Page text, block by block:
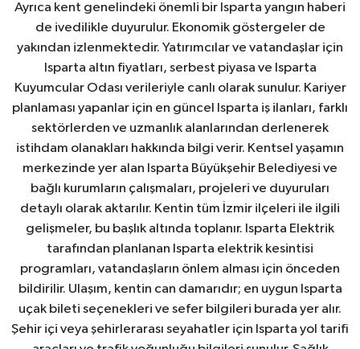
Ayrıca kent genelindeki önemli bir Isparta yangın haberi
de ivedilikle duyurulur. Ekonomik göstergeler de
yakından izlenmektedir. Yatırımcılar ve vatandaşlar için
Isparta altın fiyatları, serbest piyasa ve Isparta
Kuyumcular Odası verileriyle canlı olarak sunulur. Kariyer
planlaması yapanlar için en güncel Isparta iş ilanları, farklı
sektörlerden ve uzmanlık alanlarından derlenerek
istihdam olanakları hakkında bilgi verir. Kentsel yaşamın
merkezinde yer alan Isparta Büyükşehir Belediyesi ve
bağlı kurumların çalışmaları, projeleri ve duyuruları
detaylı olarak aktarılır. Kentin tüm İzmir ilçeleri ile ilgili
gelişmeler, bu başlık altında toplanır. Isparta Elektrik
tarafından planlanan Isparta elektrik kesintisi
programları, vatandaşların önlem alması için önceden
bildirilir. Ulaşım, kentin can damarıdır; en uygun Isparta
uçak bileti seçenekleri ve sefer bilgileri burada yer alır.
Şehir içi veya şehirlerarası seyahatler için Isparta yol tarifi